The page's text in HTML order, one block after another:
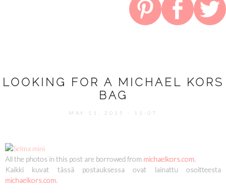
LOOKING FOR A MICHAEL KORS
BAG
MAY 11, 2015 - 11:07
All the photos in this post are borrowed from michaelkors.com.
Kaikki kuvat tässä postauksessa ovat lainattu osoitteesta
michaelkors.com.